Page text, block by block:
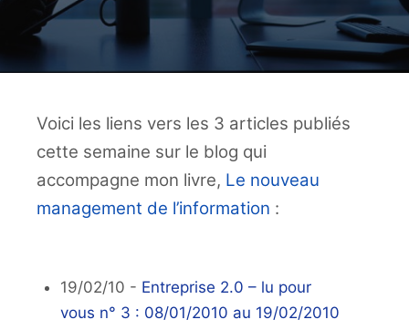
Voici les liens vers les 3 articles publiés
cette semaine sur le blog qui
accompagne mon livre, Le nouveau
management de l’information :
19/02/10 - Entreprise 2.0 – lu pour
vous n° 3 : 08/01/2010 au 19/02/2010